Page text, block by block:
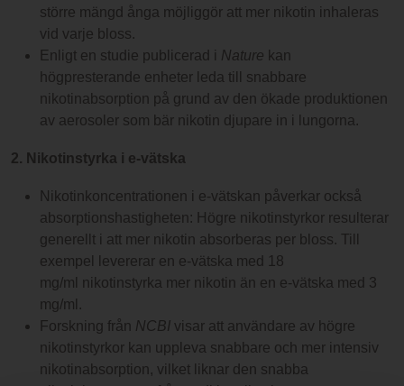
större mängd ånga möjliggör att mer nikotin inhaleras
vid varje bloss.
Enligt en studie publicerad i Nature kan
högpresterande enheter leda till snabbare
nikotinabsorption på grund av den ökade produktionen
av aerosoler som bär nikotin djupare in i lungorna.
2. Nikotinstyrka i e-vätska
Nikotinkoncentrationen i e-vätskan påverkar också
absorptionshastigheten: Högre nikotinstyrkor resulterar
generellt i att mer nikotin absorberas per bloss. Till
exempel levererar en e-vätska med 18
mg/ml nikotinstyrka mer nikotin än en e-vätska med 3
mg/ml.
Forskning från NCBI visar att användare av högre
nikotinstyrkor kan uppleva snabbare och mer intensiv
nikotinabsorption, vilket liknar den snabba